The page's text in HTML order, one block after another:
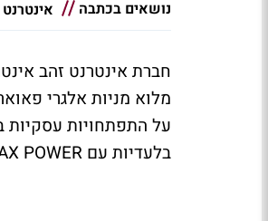
נושאים בכתבה
חברת אינטרנט זהב
מלוא מניות אלגרי
בלעדיות עם SOLAX POWER הסינית.